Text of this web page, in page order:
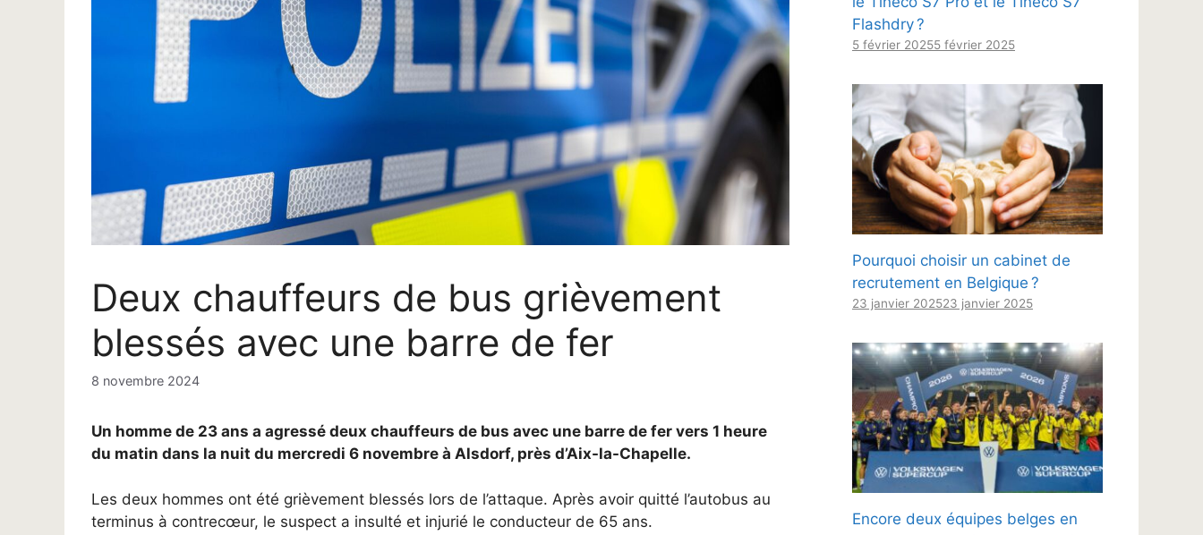
Deux chauffeurs de bus grièvement
blessés avec une barre de fer
8 novembre 2024
Un homme de 23 ans a agressé deux chauffeurs de bus avec une barre de fer vers 1 heure
du matin dans la nuit du mercredi 6 novembre à Alsdorf, près d’Aix-la-Chapelle.
Les deux hommes ont été grièvement blessés lors de l’attaque. Après avoir quitté l’autobus au
terminus à contrecœur, le suspect a insulté et injurié le conducteur de 65 ans.
Flashdry ?
5 février 20255 février 2025
Pourquoi choisir un cabinet de
recrutement en Belgique ?
23 janvier 202523 janvier 2025
Encore deux équipes belges en